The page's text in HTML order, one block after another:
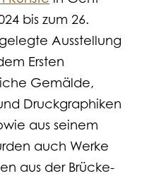
bis zum 26.
Ausstellung
Ersten
Gemälde,
Druckgraphiken
aus seinem
auch Werke
aus der Brücke-